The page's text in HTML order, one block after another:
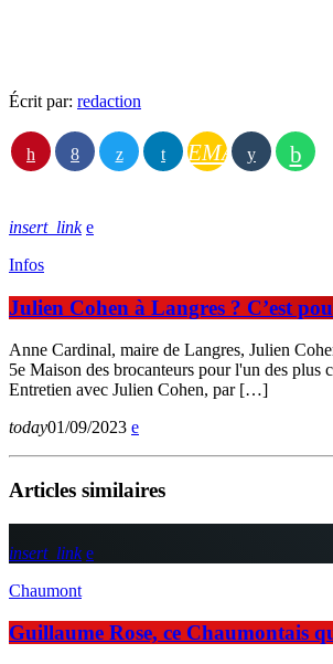
Écrit par: redaction
EMAIL
insert_link
Infos
Julien Cohen à Langres ? C’est
Anne Cardinal, maire de Langres, Julien
5e Maison des brocanteurs pour l'un des
Entretien avec Julien Cohen, par […]
today01/09/2023
Articles similaires
insert_link
Chaumont
Guillaume Rose, ce Chaumontais